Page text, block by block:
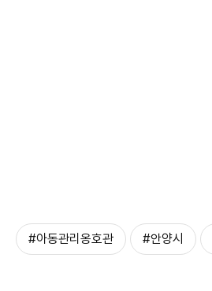
#아동관리옹호관 #안양시